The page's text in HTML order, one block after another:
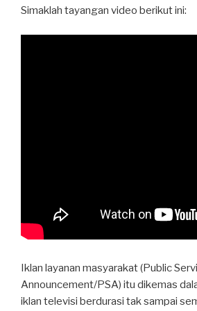
Simaklah tayangan video berikut ini:
Iklan layanan masyarakat (Public
Announcement/PSA) itu dikemas
iklan televisi berdurasi tak sampai